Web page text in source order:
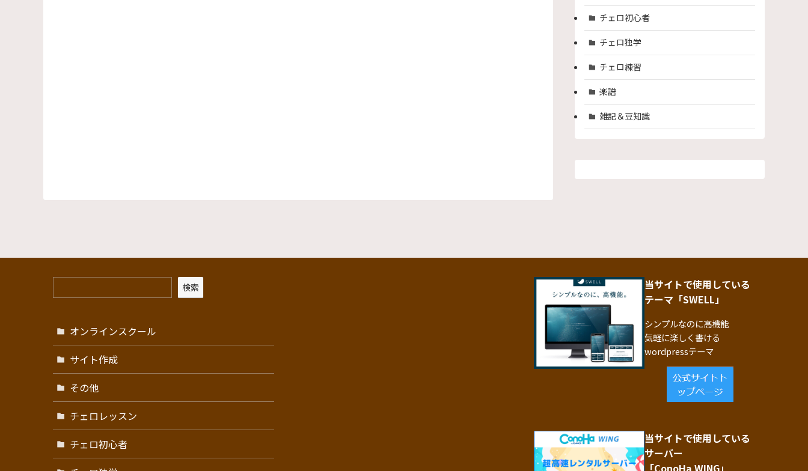
チェロ初心者
チェロ独学
チェロ練習
楽譜
雑記＆豆知識
検索
オンラインスクール
サイト作成
その他
チェロレッスン
チェロ初心者
当サイトで使用している
テーマ「SWELL」
シンプルなのに高機能
気軽に楽しく書ける
wordpressテーマ
当サイトで使用している
サーバー